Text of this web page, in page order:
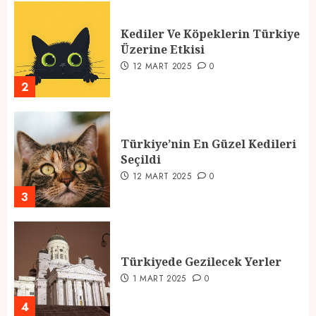
2
Kediler Ve Köpeklerin Türkiye
Üzerine Etkisi
12 MART 2025 0
3
Türkiye’nin En Güzel Kedileri
Seçildi
12 MART 2025 0
4
Türkiyede Gezilecek Yerler
1 MART 2025 0